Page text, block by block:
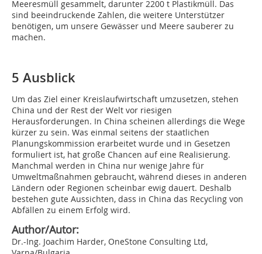
Meeresmüll gesammelt, darunter 2200 t Plastikmüll. Das
sind beeindruckende Zahlen, die weitere Unterstützer
benötigen, um unsere Gewässer und Meere sauberer zu
machen.
5 Ausblick
Um das Ziel einer Kreislaufwirtschaft umzusetzen, stehen
China und der Rest der Welt vor riesigen
Herausforderungen. In China scheinen allerdings die Wege
kürzer zu sein. Was einmal seitens der staatlichen
Planungskommission erarbeitet wurde und in Gesetzen
formuliert ist, hat große Chancen auf eine Realisierung.
Manchmal werden in China nur wenige Jahre für
Umweltmaßnahmen gebraucht, während dieses in anderen
Ländern oder Regionen scheinbar ewig dauert. Deshalb
bestehen gute Aussichten, dass in China das Recycling von
Abfällen zu einem Erfolg wird.
Author/Autor:
Dr.-Ing. Joachim Harder, OneStone Consulting Ltd,